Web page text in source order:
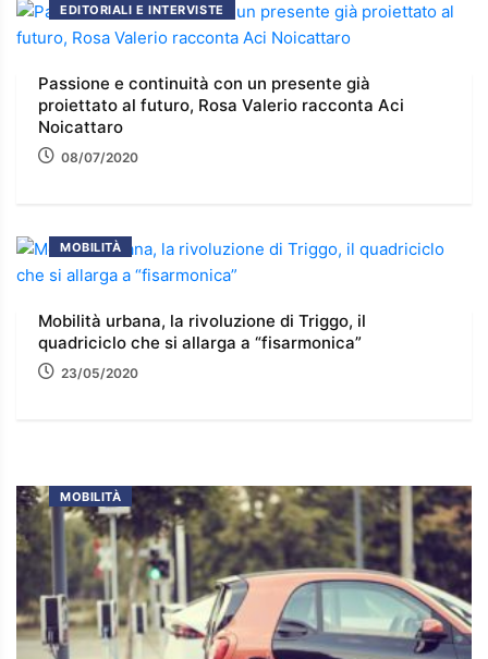
EDITORIALI E INTERVISTE
Passione e continuità con un presente già
proiettato al futuro, Rosa Valerio racconta Aci
Noicattaro
08/07/2020
MOBILITÀ
Mobilità urbana, la rivoluzione di Triggo, il
quadriciclo che si allarga a “fisarmonica”
23/05/2020
MOBILITÀ